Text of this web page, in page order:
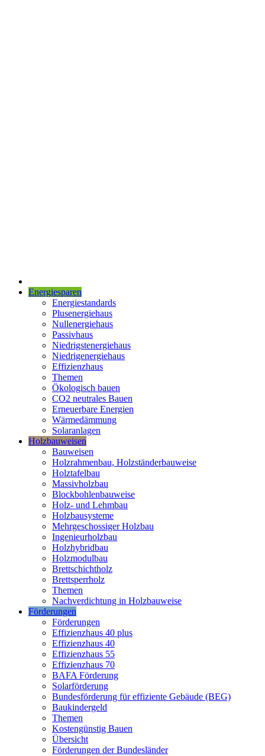
Energiesparen
Energiestandards
Plusenergiehaus
Nullenergiehaus
Passivhaus
Niedrigstenergiehaus
Niedrigenergiehaus
Effizienzhaus
Themen
Ökologisch bauen
CO2 neutrales Bauen
Erneuerbare Energien
Wärmedämmung
Solaranlagen
Holzbauweisen
Bauweisen
Holzrahmenbau, Holzständerbauweise
Holztafelbau
Massivholzbau
Blockbohlenbauweise
Holz- und Lehmbau
Holzbausysteme
Mehrgeschossiger Holzbau
Ingenieurholzbau
Holzhybridbau
Holzmodulbau
Brettschichtholz
Brettsperrholz
Themen
Nachverdichtung in Holzbauweise
Förderungen
Förderungen
Effizienzhaus 40 plus
Effizienzhaus 40
Effizienzhaus 55
Effizienzhaus 70
BAFA Förderung
Solarförderung
Bundesförderung für effiziente Gebäude (BEG)
Baukindergeld
Themen
Kostengünstig Bauen
Übersicht
Förderungen der Bundesländer